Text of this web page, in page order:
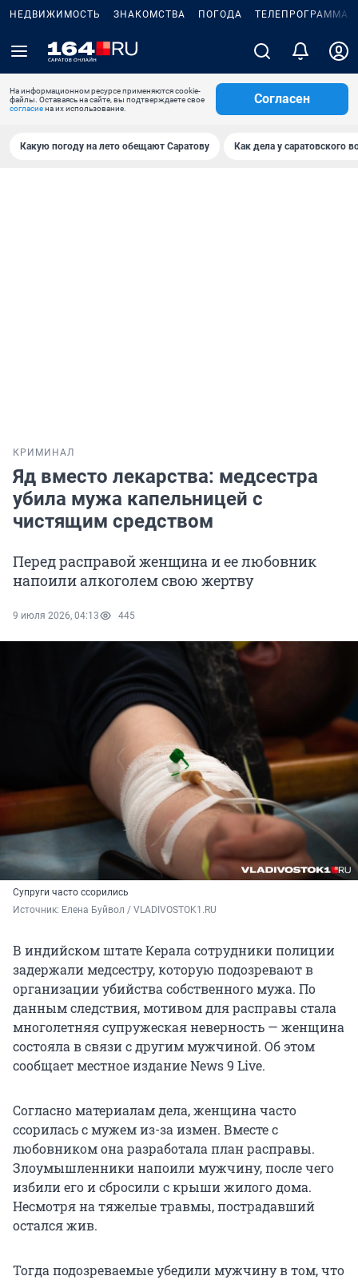
НЕДВИЖИМОСТЬ ЗНАКОМСТВА ПОГОДА ТЕЛЕПРОГРАММА
На информационном ресурсе применяются cookie-
файлы. Оставаясь на сайте, вы подтверждаете свое
согласиена их использование.
Согласен
Какую погоду на лето обещают Саратову Как дела у саратовского
КРИМИНАЛ
Яд вместо лекарства: медсестра
убила мужа капельницей с
чистящим средством
Перед расправой женщина и ее любовник
напоили алкоголем свою жертву
9 июля 2026, 04:13 445
Супруги часто ссорились
Источник: Елена Буйвол / VLADIVOSTOK1.RU
В индийском штате Керала сотрудники полиции
задержали медсестру, которую подозревают в
организации убийства собственного мужа. По
данным следствия, мотивом для расправы стала
многолетняя супружеская неверность — женщина
состояла в связи с другим мужчиной. Об этом
сообщает местное издание News 9 Live.
Согласно материалам дела, женщина часто
ссорилась с мужем из-за измен. Вместе с
любовником она разработала план расправы.
Злоумышленники напоили мужчину, после чего
избили его и сбросили с крыши жилого дома.
Несмотря на тяжелые травмы, пострадавший
остался жив.
Тогда подозреваемые убедили мужчину в том, что